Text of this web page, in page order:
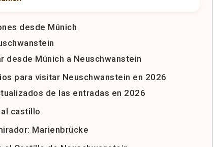
desde Múnich
desde Múnich a Neuschwanstein
para visitar Neuschwanstein en 2026
de las entradas en 2026
castillo
Marienbrücke